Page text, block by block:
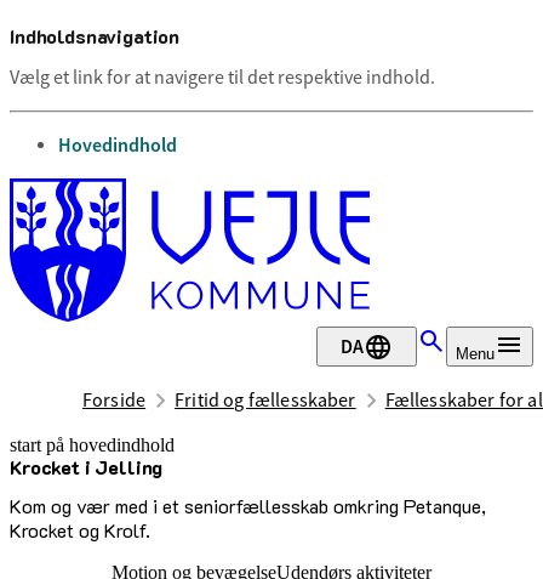
Indholdsnavigation
Vælg et link for at navigere til det respektive indhold.
gå til
Hovedindhold
DA Menu
Forside Fritid og fællesskaber Fællesskaber for
start på hovedindhold
Krocket i Jelling
Kom og vær med i et seniorfællesskab omkring Petanque,
Krocket og Krolf.
senest opdateret 12. maj 2026
Motion og bevægelseUdendørs aktiviteter